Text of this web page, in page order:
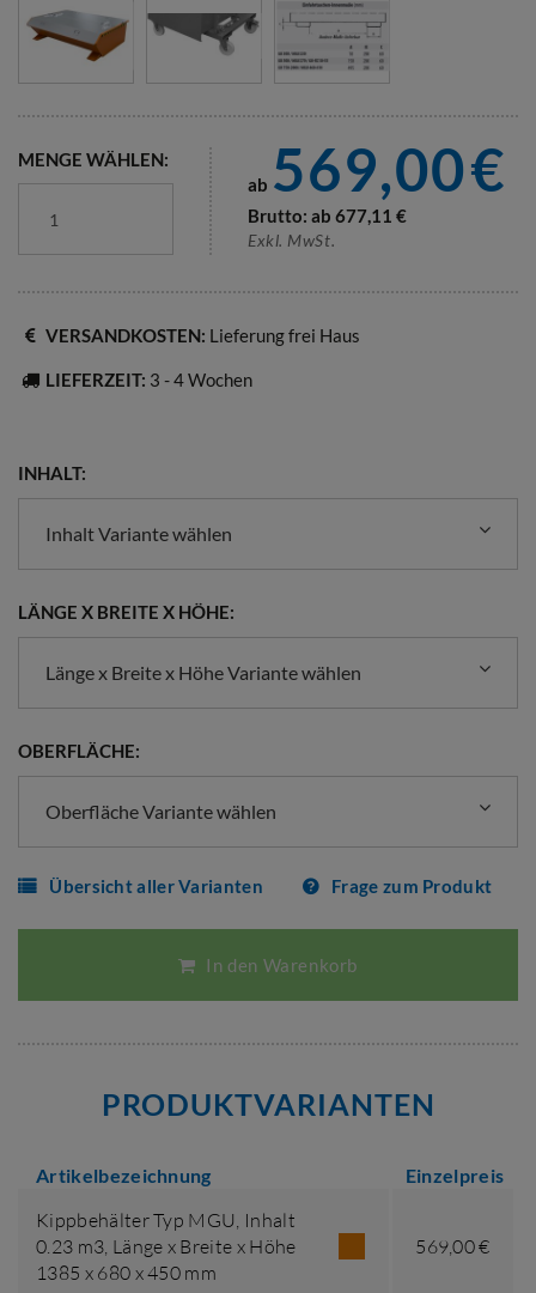
MENGE WÄHLEN:
ab 569,00€
Brutto: ab 677,11 €
Exkl. MwSt.
VERSANDKOSTEN: Lieferung frei Haus
LIEFERZEIT: 3 - 4 Wochen
INHALT:
Inhalt Variante wählen
LÄNGE X BREITE X HÖHE:
Länge x Breite x Höhe Variante wählen
OBERFLÄCHE:
Oberfläche Variante wählen
Übersicht aller Varianten Frage zum Produkt
In den Warenkorb
PRODUKTVARIANTEN
Artikelbezeichnung Einzelpreis
Kippbehälter Typ MGU, Inhalt
0.23 m3, Länge x Breite x Höhe
1385 x 680 x 450 mm
569,00 €